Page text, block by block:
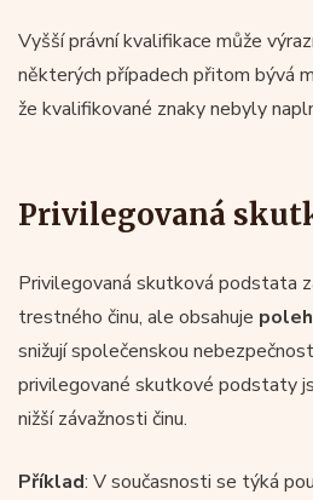
Vyšší právní kvalifikace může
některých případech přitom bývá
že kvalifikované znaky nebyly
Privilegovaná
Privilegovaná skutková podstata
trestného činu, ale obsahuje
snižují společenskou
privilegované skutkové podstaty
nižší závažnosti činu.
Příklad: V současnosti se týká